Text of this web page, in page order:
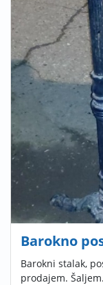
Barokno
Barokni stalak,
prodajem. Šaljem.